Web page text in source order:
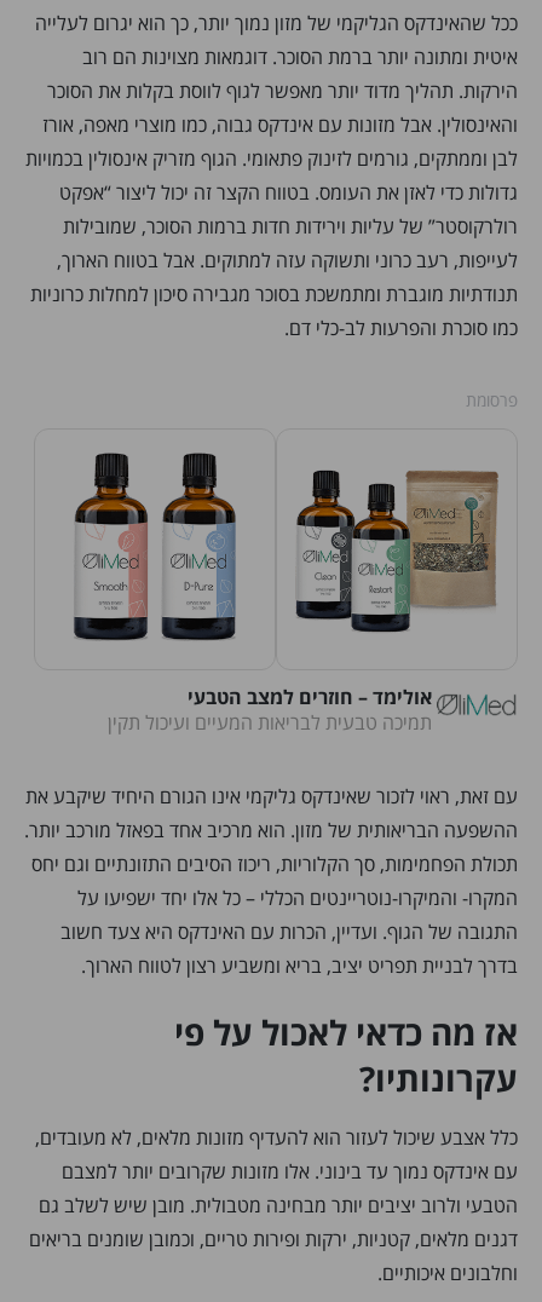
ככל שהאינדקס הגליקמי של מזון נמוך יותר, כך הוא יגרום לעלייה
איטית ומתונה יותר ברמת הסוכר. דוגמאות מצוינות הם רוב
הירקות. תהליך מדוד יותר מאפשר לגוף לווסת בקלות את הסוכר
והאינסולין. אבל מזונות עם אינדקס גבוה, כמו מוצרי מאפה, אורז
לבן וממתקים, גורמים לזינוק פתאומי. הגוף מזריק אינסולין בכמויות
גדולות כדי לאזן את העומס. בטווח הקצר זה יכול ליצור “אפקט
רולרקוסטר” של עליות וירידות חדות ברמות הסוכר, שמובילות
לעייפות, רעב כרוני ותשוקה עזה למתוקים. אבל בטווח הארוך,
תנודתיות מוגברת ומתמשכת בסוכר מגבירה סיכון למחלות כרוניות
כמו סוכרת והפרעות לב-כלי דם.
פרסומת
אולימד – חוזרים למצב הטבעי
תמיכה טבעית לבריאות המעיים ועיכול תקין
עם זאת, ראוי לזכור שאינדקס גליקמי אינו הגורם היחיד שיקבע את
ההשפעה הבריאותית של מזון. הוא מרכיב אחד בפאזל מורכב יותר.
תכולת הפחמימות, סך הקלוריות, ריכוז הסיבים התזונתיים וגם יחס
המקרו- והמיקרו-נוטריינטים הכללי – כל אלו יחד ישפיעו על
התגובה של הגוף. ועדיין, הכרות עם האינדקס היא צעד חשוב
בדרך לבניית תפריט יציב, בריא ומשביע רצון לטווח הארוך.
אז מה כדאי לאכול על פי
עקרונותיו?
כלל אצבע שיכול לעזור הוא להעדיף מזונות מלאים, לא מעובדים,
עם אינדקס נמוך עד בינוני. אלו מזונות שקרובים יותר למצבם
הטבעי ולרוב יציבים יותר מבחינה מטבולית. מובן שיש לשלב גם
דגנים מלאים, קטניות, ירקות ופירות טריים, וכמובן שומנים בריאים
וחלבונים איכותיים.